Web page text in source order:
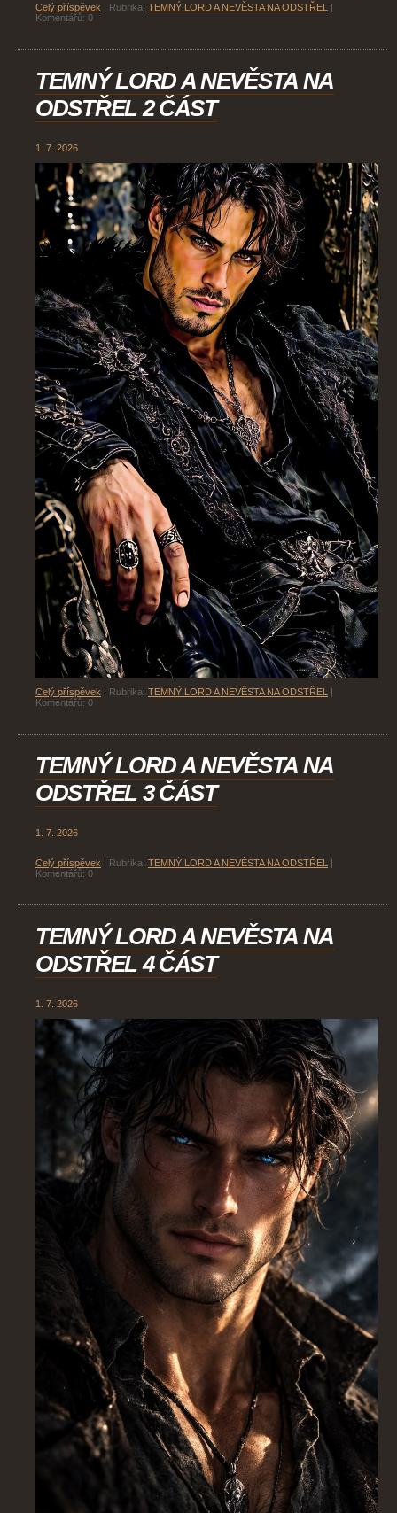
Celý příspěvek Rubrika: TEMNÝ LORD A NEVĚSTA NA ODSTŘEL
Komentářů: 0
TEMNÝ LORD A NEVĚSTA NA
ODSTŘEL 2 ČÁST
1. 7. 2026
Celý příspěvek | Rubrika: TEMNÝ LORD A NEVĚSTA NA ODSTŘEL
|
Komentářů: 0
TEMNÝ LORD A NEVĚSTA NA
ODSTŘEL 3 ČÁST
1. 7. 2026
Celý příspěvek | Rubrika: TEMNÝ LORD A NEVĚSTA NA ODSTŘEL
|
Komentářů: 0
TEMNÝ LORD A NEVĚSTA NA
ODSTŘEL 4 ČÁST
1. 7. 2026